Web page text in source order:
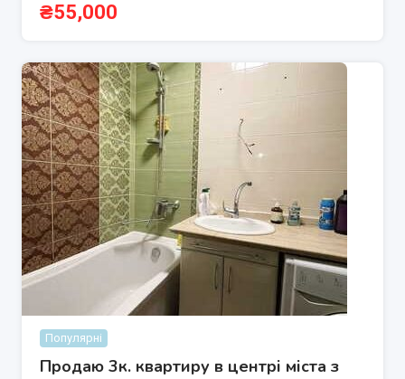
₴55,000
Популярні
Продаю 3к. квартиру в центрі міста з